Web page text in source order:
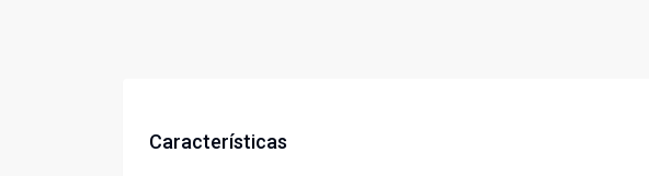
Características